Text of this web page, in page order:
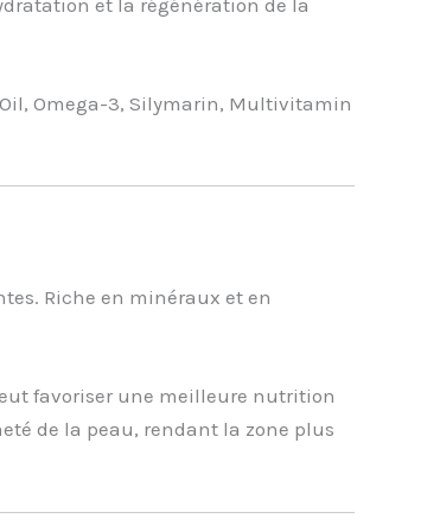
Omega-3, Silymarin, Multivitamin
Riche en minéraux et en
favoriser une meilleure nutrition
de la peau, rendant la zone plus